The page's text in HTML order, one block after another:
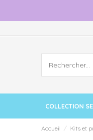
COLLECTION
Accueil Kits et